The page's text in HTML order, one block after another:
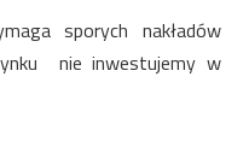
sporych nakładów
nie inwestujemy w